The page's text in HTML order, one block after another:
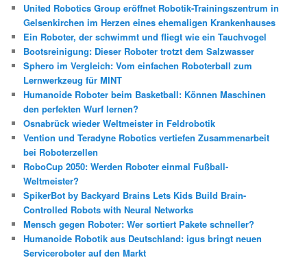
n
United Robotics Group eröffnet Robotik-Trainingszentrum in
Gelsenkirchen im Herzen eines ehemaligen Krankenhauses
Ein Roboter, der schwimmt und fliegt wie ein Tauchvogel
Bootsreinigung: Dieser Roboter trotzt dem Salzwasser
Sphero im Vergleich: Vom einfachen Roboterball zum
Lernwerkzeug für MINT
Humanoide Roboter beim Basketball: Können Maschinen
den perfekten Wurf lernen?
Osnabrück wieder Weltmeister in Feldrobotik
Vention und Teradyne Robotics vertiefen Zusammenarbeit
bei Roboterzellen
RoboCup 2050: Werden Roboter einmal Fußball-
Weltmeister?
SpikerBot by Backyard Brains Lets Kids Build Brain-
Controlled Robots with Neural Networks
Mensch gegen Roboter: Wer sortiert Pakete schneller?
Humanoide Robotik aus Deutschland: igus bringt neuen
Serviceroboter auf den Markt